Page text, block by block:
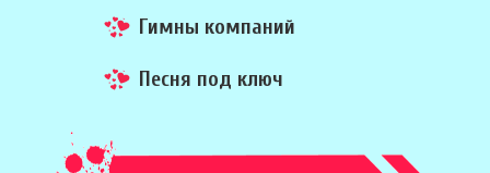
Гимны компаний
Песня под ключ